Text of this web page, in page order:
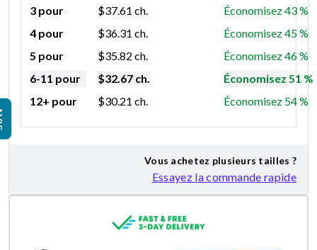
3 pour
$37.61 ch.
Économisez 43 %
4 pour
$36.31 ch.
Économisez 45 %
5 pour
$35.82 ch.
Économisez 46 %
6-11 pour
$32.67 ch.
Économisez 51 %
12+ pour
$30.21 ch. Économisez 54 %
Vous achetez plusieurs tailles ?
Essayez la commande rapide